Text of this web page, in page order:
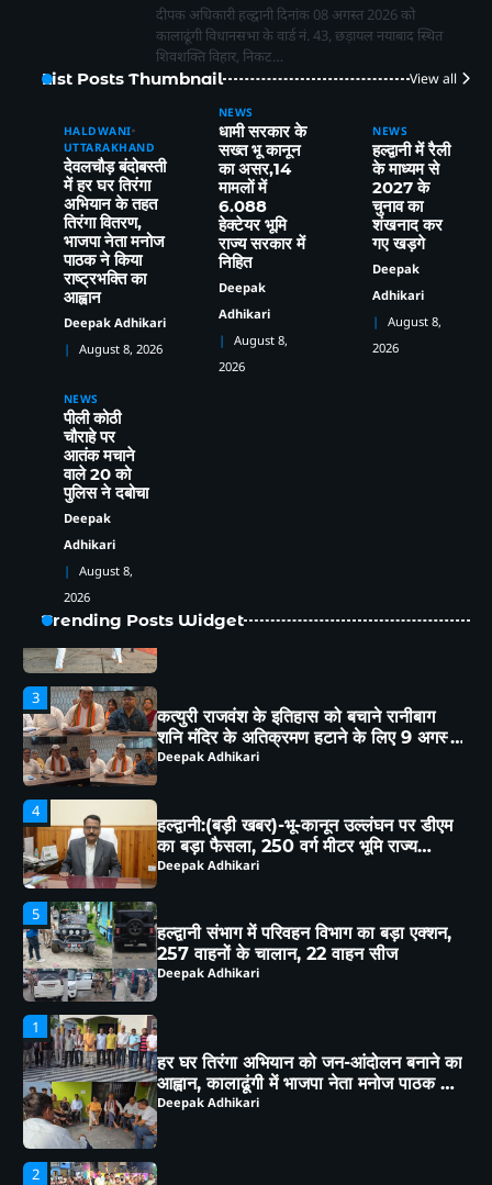
दीपक अधिकारी हल्द्वानी दिनांक 08 अगस्त 2026 को
कालाढूंगी विधानसभा के वार्ड नं. 43, छड़ायल नयाबाद स्थित
शिवशक्ति विहार, निकट…
List Posts Thumbnail View all
HALDWANI
UTTARAKHAND
देवलचौड़ बंदोबस्ती
में हर घर तिरंगा
अभियान के तहत
तिरंगा वितरण,
भाजपा नेता मनोज
पाठक ने किया
राष्ट्रभक्ति का
आह्वान
Deepak Adhikari
August 8, 2026
NEWS
धामी सरकार के
सख्त भू कानून
का असर,14
मामलों में
6.088
हेक्टेयर भूमि
राज्य सरकार में
निहित
Deepak
Adhikari
August 8,
2026
NEWS
हल्द्वानी में रैली
के माध्यम से
2027 के
चुनाव का
शंखनाद कर
गए खड़गे
Deepak
Adhikari
August 8,
2026
NEWS
पीली कोठी
चौराहे पर
आतंक मचाने
वाले 20 को
पुलिस ने दबोचा
Deepak
Adhikari
August 8,
2026
Trending Posts Widget
हल्द्वानी:(बड़ी खबर)-भू-कानून उल्लंघन पर डीएम
का बड़ा फैसला, 250 वर्ग मीटर भूमि राज्य
हल्द्वानी संभाग में परिवहन विभाग का बड़ा एक्शन,
257 वाहनों के चालान, 22 वाहन सीज
Deepak Adhikari
हर घर तिरंगा अभियान को जन-आंदोलन बनाने का
आह्वान, कालाढूंगी में भाजपा नेता मनोज पाठक ने
क्षेत्रवासियों संग किया विचार-विमर्श
Deepak Adhikari
को होगी स्वाभिमान रैली
Deepak Adhikari
4
हल्द्वानी:(बड़ी खबर)-भू-कानून उल्लंघन पर डीएम
का बड़ा फैसला, 250 वर्ग मीटर भूमि राज्य
सरकार के नाम
Deepak Adhikari
5
हल्द्वानी संभाग में परिवहन विभाग का बड़ा एक्शन,
257 वाहनों के चालान, 22 वाहन सीज
Deepak Adhikari
1
हर घर तिरंगा अभियान को जन-आंदोलन बनाने का
आह्वान, कालाढूंगी में भाजपा नेता मनोज पाठक ने
क्षेत्रवासियों संग किया विचार-विमर्श
Deepak Adhikari
2
चेहल्लुम पर अखाड़ा शमशीर-ए-हैदरी का आयोजन,
हैरतअंगेज़ अखाड़ों, करतबों ने बांधा समा, ताज़िया
दारों, दंगल विजेताओं व लंगर कमेटियों का हुआ
सम्मान
Deepak Adhikari
3